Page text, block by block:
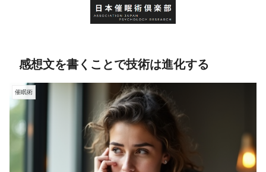
感想文を書くことで技術は進化する
催眠術